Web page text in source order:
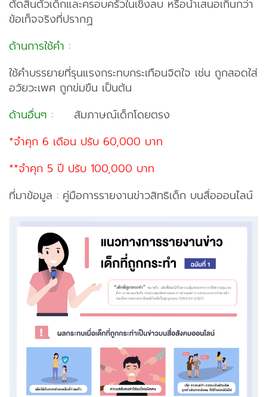
ตัดสินตัวเด็กและครอบครัวในเชิงลบ หรือนำเสนอเกินกว่า
ข้อเท็จจริงที่ปรากฏ
ด้านการใช้คำ :
ใช้คำบรรยายที่รุนแรงกระทบกระเทือนจิตใจ เช่น ถูกสอดใส่
อวัยวะเพศ ถูกข่มขืน เป็นต้น
ด้านอื่นๆ :
สัมภาษณ์เด็กโดยตรง
*จำคุก 6 เดือน ปรับ 60,000 บาท
**จำคุก 5 ปี ปรับ 100,000 บาท
ที่มาข้อมูล : คู่มือการรายงานข่าวสิทธิเด็ก บนสื่อออนไลน์